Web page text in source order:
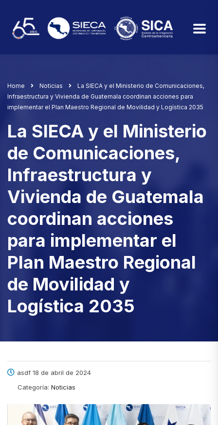
Home Noticias
La SIECA y el Ministerio de Comunicaciones,
Infraestructura y Vivienda de Guatemala coordinan acciones para
implementar el Plan Maestro Regional de Movilidad y Logística 2035
La SIECA y el Ministerio
de Comunicaciones,
Infraestructura y
Vivienda de Guatemala
coordinan acciones
para implementar el
Plan Maestro Regional
de Movilidad y
Logística 2035
asdf 18 de abril de 2024
Categoría: Noticias